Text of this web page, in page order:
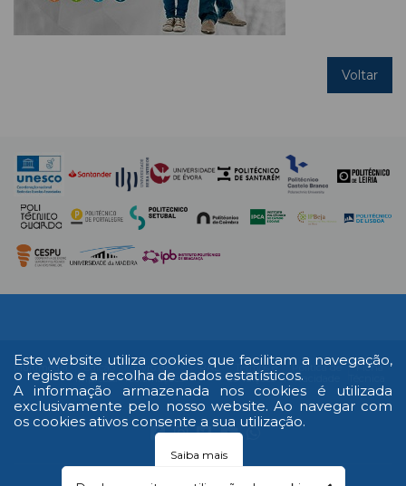
Este website utiliza cookies que facilitam a navegação,
o registo e a recolha de dados estatísticos.
A informação armazenada nos cookies é utilizada
exclusivamente pelo nosso website. Ao navegar com
os cookies ativos consente a sua utilização.
Saiba mais
Voltar
Multimédia
Edição
Impressa
Livro de
reclamações
RAL
Termos e
Condições
Política de
Privacidade
Ficha